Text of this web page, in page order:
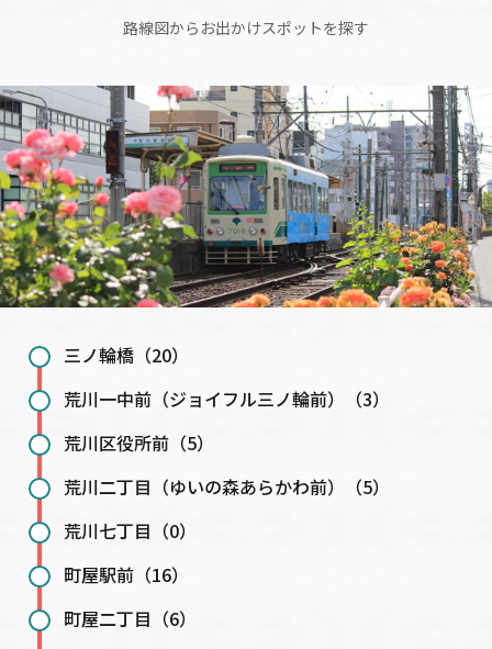
路線図からお出かけスポットを探す
三ノ輪橋（20）
荒川一中前（ジョイフル三ノ輪前）（3）
荒川区役所前（5）
荒川二丁目（ゆいの森あらかわ前）（5）
荒川七丁目（0）
町屋駅前（16）
町屋二丁目（6）